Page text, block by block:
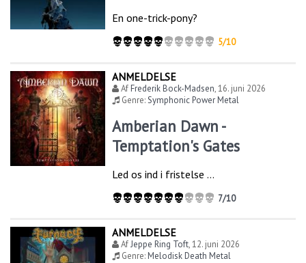
En one-trick-pony?
5/10
ANMELDELSE
AfFrederik Bock-Madsen,16. juni 2026
Genre:Symphonic Power Metal
Amberian Dawn -
Temptation's Gates
Led os ind i fristelse …
7/10
ANMELDELSE
AfJeppe Ring Toft,12. juni 2026
Genre:Melodisk Death Metal